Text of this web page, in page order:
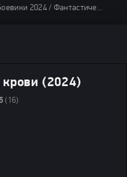
Боевики 2024 / Фантастические 2024 / Зарубежные фильмы 2024 / Новинки кино 2024 / Последние фильмы 2024 / Фильмы лета 2024 / Фильмы 4K / Фильмы 2024 / Популярные фильмы / Смотреть фильмы онлайн
(2024)
(16)